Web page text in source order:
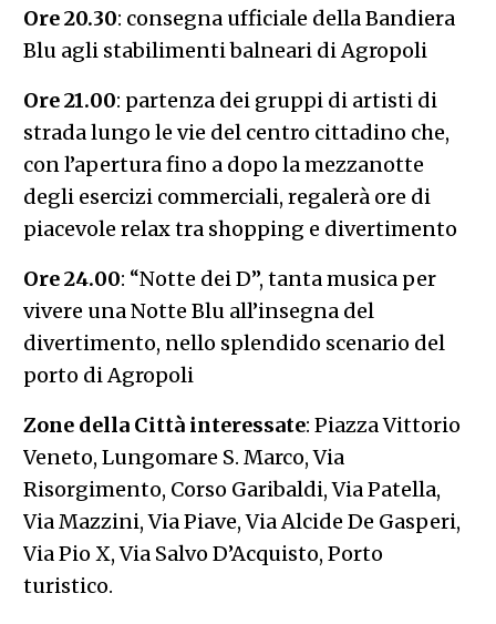
Ore 20.30: consegna ufficiale della Bandiera
Blu agli stabilimenti balneari di Agropoli
Ore 21.00: partenza dei gruppi di artisti di
strada lungo le vie del centro cittadino che,
con l’apertura fino a dopo la mezzanotte
degli esercizi commerciali, regalerà ore di
piacevole relax tra shopping e divertimento
Ore 24.00: “Notte dei D”, tanta musica per
vivere una Notte Blu all’insegna del
divertimento, nello splendido scenario del
porto di Agropoli
Zone della Città interessate: Piazza Vittorio
Veneto, Lungomare S. Marco, Via
Risorgimento, Corso Garibaldi, Via Patella,
Via Mazzini, Via Piave, Via Alcide De Gasperi,
Via Pio X, Via Salvo D’Acquisto, Porto
turistico.